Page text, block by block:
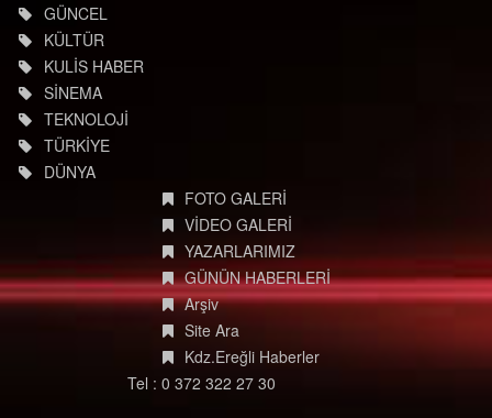
GÜNCEL
KÜLTÜR
KULİS HABER
SİNEMA
TEKNOLOJİ
TÜRKİYE
DÜNYA
FOTO GALERİ
VİDEO GALERİ
YAZARLARIMIZ
GÜNÜN HABERLERİ
Arşiv
Site Ara
Kdz.Ereğli Haberler
Tel : 0 372 322 27 30